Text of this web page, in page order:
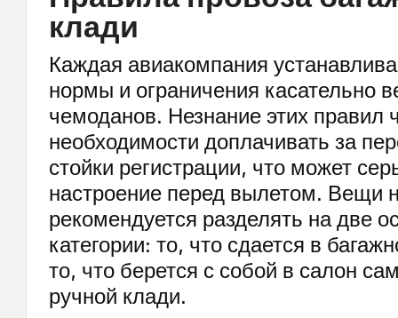
клади
Каждая авиакомпания
нормы и ограничения касательно
чемоданов. Незнание этих правил
необходимости доплачивать за
стойки регистрации, что может
настроение перед вылетом. Вещи
рекомендуется разделять на две
категории: то, что сдается в
то, что берется с собой в салон
ручной клади.